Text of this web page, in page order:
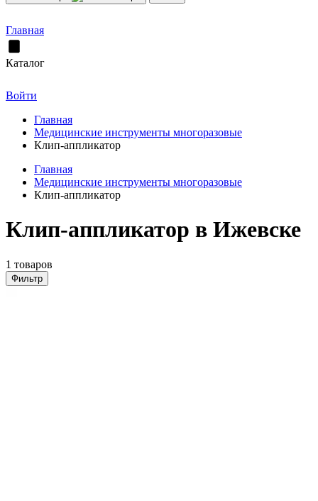
Главная
Каталог
Войти
Главная
Медицинские инструменты многоразовые
Клип-аппликатор
Главная
Медицинские инструменты многоразовые
Клип-аппликатор
Клип-аппликатор в Ижевске
1 товаров
Фильтр